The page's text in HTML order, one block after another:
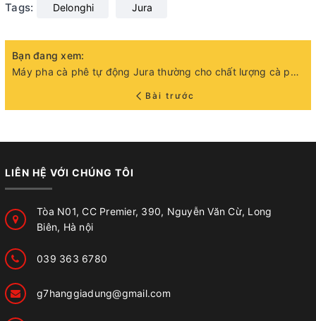
Tags: Delonghi Jura
Bạn đang xem:
Máy pha cà phê tự động Jura thường cho chất lượng cà phê ngon hơn máy Delonghi có đúng vậy không?
Bài trước
LIÊN HỆ VỚI CHÚNG TÔI
Tòa N01, CC Premier, 390, Nguyễn Văn Cừ, Long
Biên, Hà nội
039 363 6780
g7hanggiadung@gmail.com